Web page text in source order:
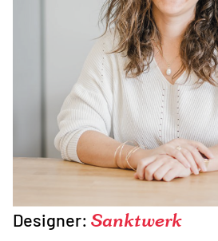
Designer: Sanktwerk